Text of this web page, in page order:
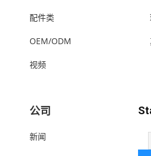
配件类
OEM/ODM
视频
公司
新闻